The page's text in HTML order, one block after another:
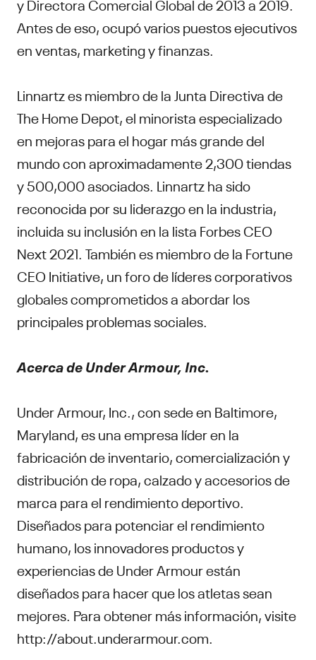
y Directora Comercial Global de 2013 a 2019.
Antes de eso, ocupó varios puestos ejecutivos
en ventas, marketing y finanzas.
Linnartz es miembro de la Junta Directiva de
The Home Depot, el minorista especializado
en mejoras para el hogar más grande del
mundo con aproximadamente 2,300 tiendas
y 500,000 asociados. Linnartz ha sido
reconocida por su liderazgo en la industria,
incluida su inclusión en la lista Forbes CEO
Next 2021. También es miembro de la Fortune
CEO Initiative, un foro de líderes corporativos
globales comprometidos a abordar los
principales problemas sociales.
Acerca de Under Armour, Inc.
Under Armour, Inc., con sede en Baltimore,
Maryland, es una empresa líder en la
fabricación de inventario, comercialización y
distribución de ropa, calzado y accesorios de
marca para el rendimiento deportivo.
Diseñados para potenciar el rendimiento
humano, los innovadores productos y
experiencias de Under Armour están
diseñados para hacer que los atletas sean
mejores. Para obtener más información, visite
http://about.underarmour.com.